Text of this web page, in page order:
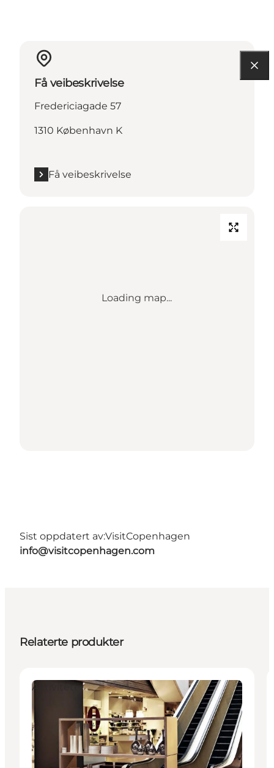
Få veibeskrivelse
Fredericiagade 57
1310 København K
Få veibeskrivelse
Loading map...
Sist oppdatert av:VisitCopenhagen
info@visitcopenhagen.com
Relaterte produkter
Aktiviteter